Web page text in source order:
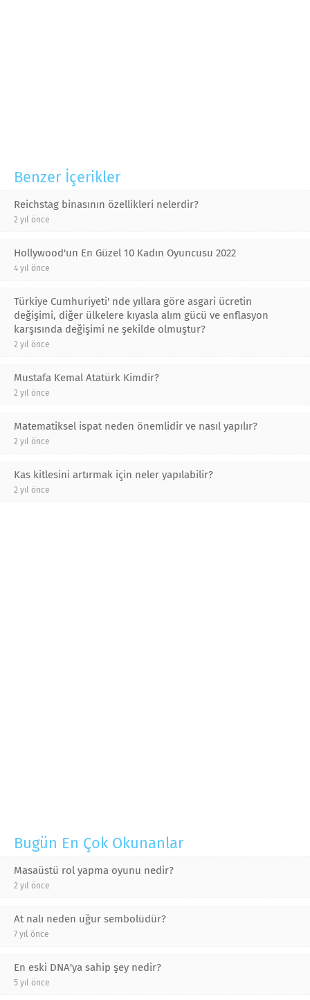
Benzer İçerikler
Reichstag binasının özellikleri nelerdir?
2 yıl önce
Hollywood'un En Güzel 10 Kadın Oyuncusu 2022
4 yıl önce
Türkiye Cumhuriyeti' nde yıllara göre asgari ücretin
değişimi, diğer ülkelere kıyasla alım gücü ve enflasyon
karşısında değişimi ne şekilde olmuştur?
2 yıl önce
Mustafa Kemal Atatürk Kimdir?
2 yıl önce
Matematiksel ispat neden önemlidir ve nasıl yapılır?
2 yıl önce
Kas kitlesini artırmak için neler yapılabilir?
2 yıl önce
Bugün En Çok Okunanlar
Masaüstü rol yapma oyunu nedir?
2 yıl önce
At nalı neden uğur sembolüdür?
7 yıl önce
En eski DNA'ya sahip şey nedir?
5 yıl önce